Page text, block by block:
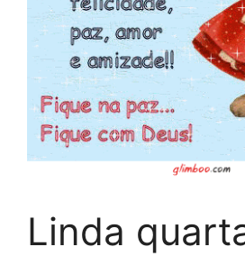
Linda